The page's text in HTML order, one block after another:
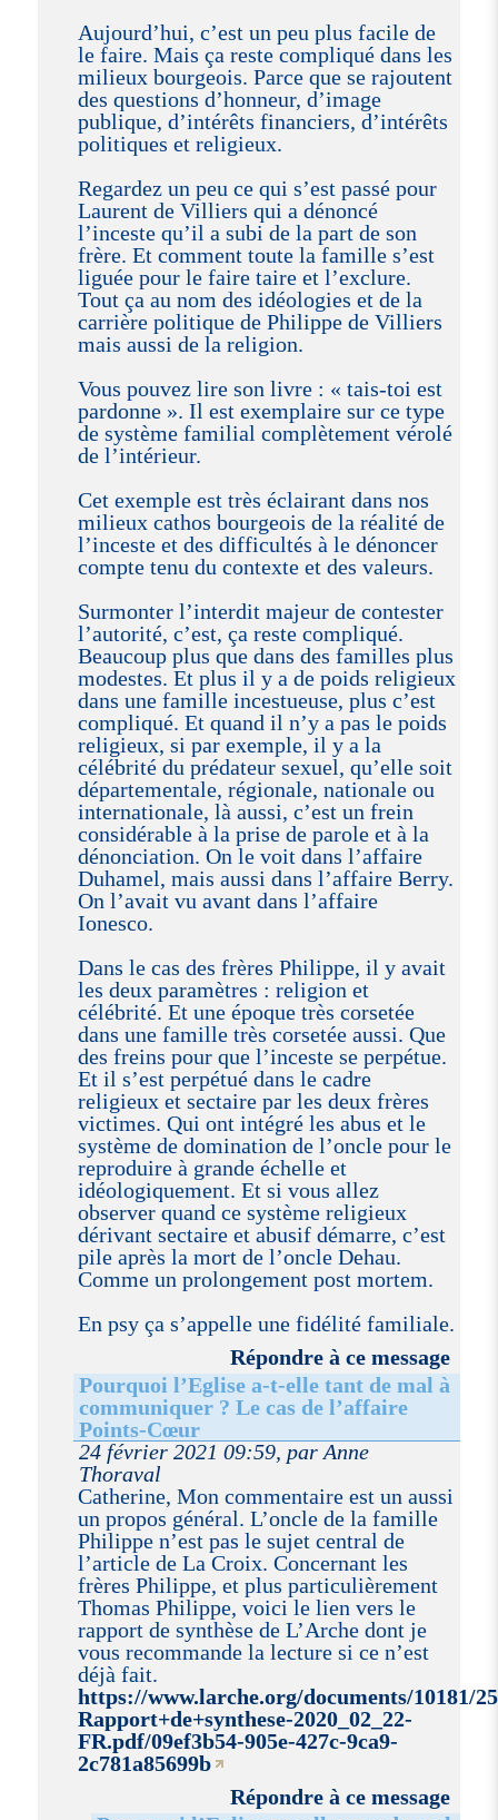
Aujourd’hui, c’est un peu plus facile de
le faire. Mais ça reste compliqué dans les
milieux bourgeois. Parce que se rajoutent
des questions d’honneur, d’image
publique, d’intérêts financiers, d’intérêts
politiques et religieux.
Regardez un peu ce qui s’est passé pour
Laurent de Villiers qui a dénoncé
l’inceste qu’il a subi de la part de son
frère. Et comment toute la famille s’est
liguée pour le faire taire et l’exclure.
Tout ça au nom des idéologies et de la
carrière politique de Philippe de Villiers
mais aussi de la religion.
Vous pouvez lire son livre : « tais-toi est
pardonne ». Il est exemplaire sur ce type
de système familial complètement vérolé
de l’intérieur.
Cet exemple est très éclairant dans nos
milieux cathos bourgeois de la réalité de
l’inceste et des difficultés à le dénoncer
compte tenu du contexte et des valeurs.
Surmonter l’interdit majeur de contester
l’autorité, c’est, ça reste compliqué.
Beaucoup plus que dans des familles plus
modestes. Et plus il y a de poids religieux
dans une famille incestueuse, plus c’est
compliqué. Et quand il n’y a pas le poids
religieux, si par exemple, il y a la
célébrité du prédateur sexuel, qu’elle soit
départementale, régionale, nationale ou
internationale, là aussi, c’est un frein
considérable à la prise de parole et à la
dénonciation. On le voit dans l’affaire
Duhamel, mais aussi dans l’affaire Berry.
On l’avait vu avant dans l’affaire
Ionesco.
Dans le cas des frères Philippe, il y avait
les deux paramètres : religion et
célébrité. Et une époque très corsetée
dans une famille très corsetée aussi. Que
des freins pour que l’inceste se perpétue.
Et il s’est perpétué dans le cadre
religieux et sectaire par les deux frères
victimes. Qui ont intégré les abus et le
système de domination de l’oncle pour le
reproduire à grande échelle et
idéologiquement. Et si vous allez
observer quand ce système religieux
dérivant sectaire et abusif démarre, c’est
pile après la mort de l’oncle Dehau.
Comme un prolongement post mortem.
En psy ça s’appelle une fidélité familiale.
Répondre à ce message
Pourquoi l’Eglise a-t-elle tant de mal à
communiquer ? Le cas de l’affaire
Points-Cœur
24 février 2021 09:59, par Anne
Thoraval
Catherine, Mon commentaire est un aussi
un propos général. L’oncle de la famille
Philippe n’est pas le sujet central de
l’article de La Croix. Concernant les
frères Philippe, et plus particulièrement
Thomas Philippe, voici le lien vers le
rapport de synthèse de L’Arche dont je
vous recommande la lecture si ce n’est
déjà fait.
https://www.larche.org/documents/10181/
Rapport+de+synthese-2020_02_22-
FR.pdf/09ef3b54-905e-427c-9ca9-
2c781a85699b
Répondre à ce message